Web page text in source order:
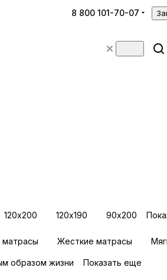
8 800 101-70-07
120х200 120х190 90х200
матрасы Жесткие матрасы
образом жизни Показать еще